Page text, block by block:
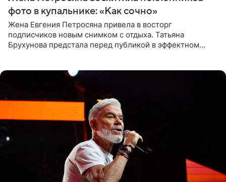
фото в купальнике: «Как сочно»
Жена Евгения Петросяна привела в восторг
подписчиков новым снимком с отдыха. Татьяна
Брухунова предстала перед публикой в эффектном